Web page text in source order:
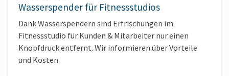
Wasserspender für Fitnessstudios
Dank Wasserspendern sind Erfrischungen im
Fitnessstudio für Kunden & Mitarbeiter nur einen
Knopfdruck entfernt. Wir informieren über Vorteile
und Kosten.